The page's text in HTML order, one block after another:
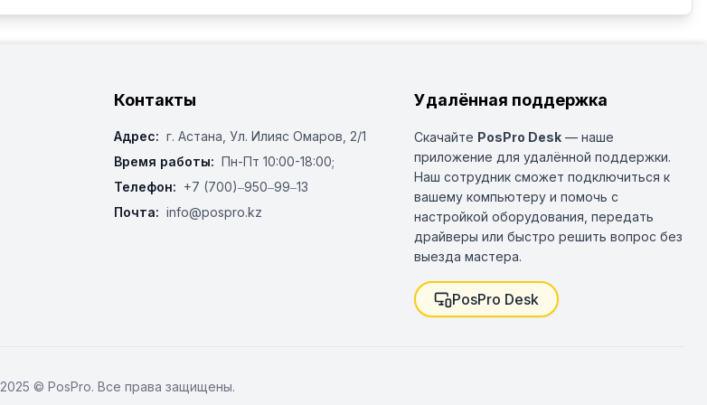
Контакты
Адрес: г. Астана, ​Ул. Илияс Омаров, 2/1
Время работы: Пн-Пт 10:00-18:00;
Телефон: +7 (700)‒950‒99‒13
Почта: info@pospro.kz
Удалённая поддержка
Скачайте PosPro Desk — наше
приложение для удалённой поддержки.
Наш сотрудник сможет подключиться к
вашему компьютеру и помочь с
настройкой оборудования, передать
драйверы или быстро решить вопрос без
выезда мастера.
PosPro Desk
2025 © PosPro. Все права защищены.